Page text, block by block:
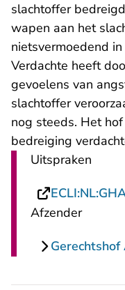
slachtoffer
wapen aan het
nietsvermoedend
Verdachte heeft
gevoelens van
slachtoffer
nog steeds. Het
bedreiging
Uitspraken
Afzender